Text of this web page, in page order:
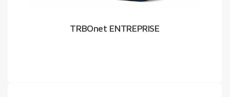
TRBOnet ENTREPRISE